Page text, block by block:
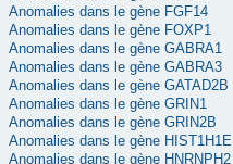
Anomalies dans le gène FGF14
Anomalies dans le gène FOXP1
Anomalies dans le gène GABRA1
Anomalies dans le gène GABRA3
Anomalies dans le gène GATAD2B
Anomalies dans le gène GRIN1
Anomalies dans le gène GRIN2B
Anomalies dans le gène HIST1H1E
Anomalies dans le gène HNRNPH2